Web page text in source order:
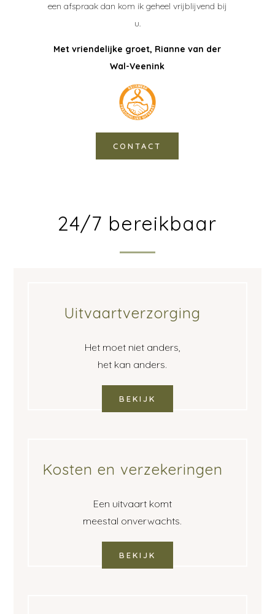
een afspraak dan kom ik geheel vrijblijvend bij
u.
Met vriendelijke groet, Rianne van der
Wal-Veenink
CONTACT
24/7 bereikbaar
Uitvaartverzorging
Het moet niet anders,
het kan anders.
BEKIJK
Kosten en verzekeringen
Een uitvaart komt
meestal onverwachts.
BEKIJK